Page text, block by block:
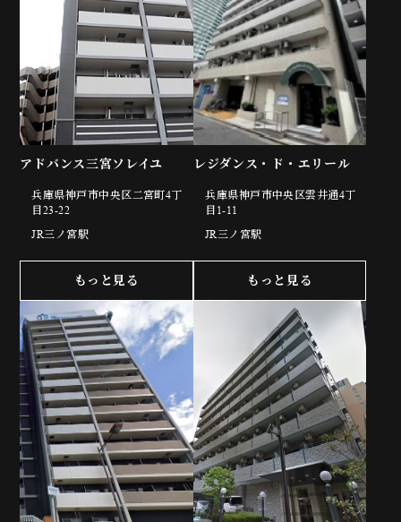
アドバンス三宮ソレイユ
兵庫県神戸市中央区二宮町4丁
目23-22
JR三ノ宮駅
もっと見る
レジダンス・ド・エリール
兵庫県神戸市中央区雲井通4丁
目1-11
JR三ノ宮駅
もっと見る